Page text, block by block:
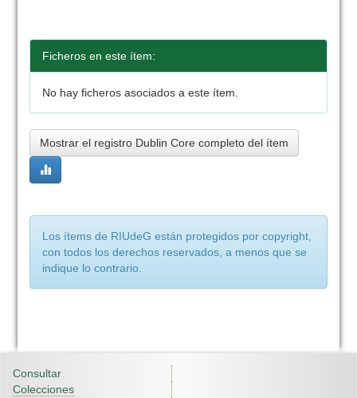
Ficheros en este ítem:
No hay ficheros asociados a este ítem.
Mostrar el registro Dublin Core completo del ítem
Los ítems de RIUdeG están protegidos por copyright,
con todos los derechos reservados, a menos que se
indique lo contrario.
Consultar
Colecciones